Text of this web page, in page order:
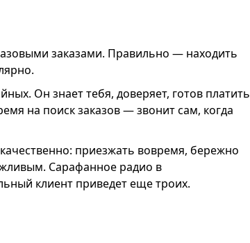
заказами. Правильно — находить
Он знает тебя, доверяет, готов платить
на поиск заказов — звонит сам, когда
приезжать вовремя, бережно
Сарафанное радио в
клиент приведет еще троих.